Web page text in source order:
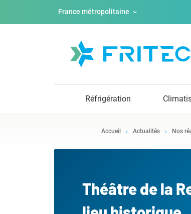
France métropolitaine
Réfrigération
Accueil Actualités Nos
Théâtre de la